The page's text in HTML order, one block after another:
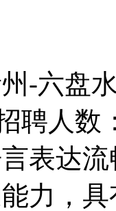
-六盘
聘人数
表达
力，